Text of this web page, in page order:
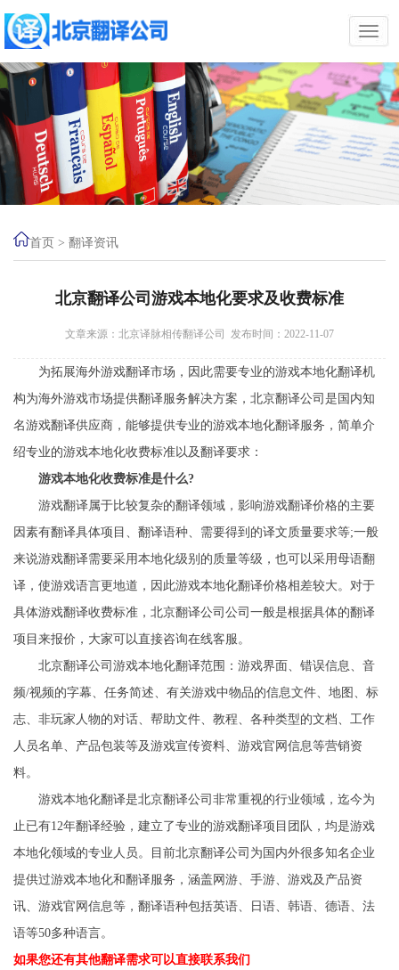
首页 > 翻译资讯
北京翻译公司游戏本地化要求及收费标准
文章来源：北京译脉相传翻译公司 发布时间：2022-11-07
为拓展海外游戏翻译市场，因此需要专业的游戏本地化翻译机
构为海外游戏市场提供翻译服务解决方案，北京翻译公司是国内知
名游戏翻译供应商，能够提供专业的游戏本地化翻译服务，简单介
绍专业的游戏本地化收费标准以及翻译要求：
游戏本地化收费标准是什么?
游戏翻译属于比较复杂的翻译领域，影响游戏翻译价格的主要
因素有翻译具体项目、翻译语种、需要得到的译文质量要求等;一般
来说游戏翻译需要采用本地化级别的质量等级，也可以采用母语翻
译，使游戏语言更地道，因此游戏本地化翻译价格相差较大。对于
具体游戏翻译收费标准，北京翻译公司公司一般是根据具体的翻译
项目来报价，大家可以直接咨询在线客服。
北京翻译公司 游戏本地化翻译范围：游戏界面、错误信息、音
频/视频的字幕、任务简述、有关游戏中物品的信息文件、地图、标
志、非玩家人物的对话、帮助文件、教程、各种类型的文档、工作
人员名单、产品包装等及游戏宣传资料、游戏官网信息等营销资
料。
游戏本地化翻译是北京翻译公司非常重视的行业领域，迄今为
止已有12年翻译经验，建立了专业的游戏翻译项目团队，均是游戏
本地化领域的专业人员。目前北京翻译公司为国内外很多知名企业
提供过游戏本地化和翻译服务，涵盖网游、手游、游戏及产品资
讯、游戏官网信息等，翻译语种包括英语、日语、韩语、德语、法
语等50多种语言。
如果您还有其他翻译需求可以直接联系我们